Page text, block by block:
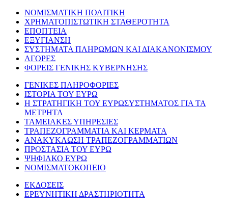
ΝΟΜΙΣΜΑΤΙΚΗ ΠΟΛΙΤΙΚΗ
ΧΡΗΜΑΤΟΠΙΣΤΩΤΙΚΗ ΣΤΑΘΕΡΟΤΗΤΑ
ΕΠΟΠΤΕΙΑ
ΕΞΥΓΙΑΝΣΗ
ΣΥΣΤΗΜΑΤΑ ΠΛΗΡΩΜΩΝ ΚΑΙ ΔΙΑΚΑΝΟΝΙΣΜΟΥ
ΑΓΟΡΕΣ
ΦΟΡΕΙΣ ΓΕΝΙΚΗΣ ΚΥΒΕΡΝΗΣΗΣ
ΓΕΝΙΚΕΣ ΠΛΗΡΟΦΟΡΙΕΣ
ΙΣΤΟΡΙΑ ΤΟΥ ΕΥΡΩ
Η ΣΤΡΑΤΗΓΙΚΗ ΤΟΥ ΕΥΡΩΣΥΣΤΗΜΑΤΟΣ ΓΙΑ ΤΑ
ΜΕΤΡΗΤΑ
ΤΑΜΕΙΑΚΕΣ ΥΠΗΡΕΣΙΕΣ
ΤΡΑΠΕΖΟΓΡΑΜΜΑΤΙΑ ΚΑΙ ΚΕΡΜΑΤΑ
ΑΝΑΚΥΚΛΩΣΗ ΤΡΑΠΕΖΟΓΡΑΜΜΑΤΙΩΝ
ΠΡΟΣΤΑΣΙΑ ΤΟΥ ΕΥΡΩ
ΨΗΦΙΑΚΟ ΕΥΡΩ
ΝΟΜΙΣΜΑΤΟΚΟΠΕΙΟ
ΕΚΔΟΣΕΙΣ
ΕΡΕΥΝΗΤΙΚΗ ΔΡΑΣΤΗΡΙΟΤΗΤΑ